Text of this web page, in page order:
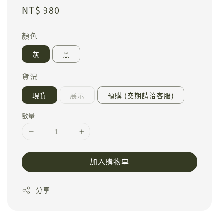
Regular
NT$ 980
顏色
灰 黑
貨況
現貨 展示 預購 (交期請洽客服)
數量
加入購物車
分享